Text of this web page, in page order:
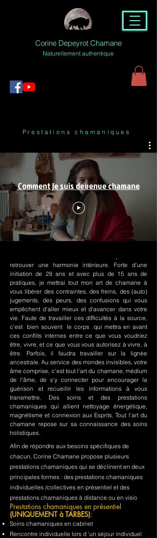
Corine Depeyrot Chamane
Naturellement authentique
Prestations chamaniques
Comment je suis devenue chamane
retrouver une harmonie intérieure. Forte d'une
initiation de 28 ans et avec plus de 15 ans de
pratiques, je mettrai tout mon art de chamane à
vous libérer des contraintes, des freins, des (auto)
jugements, des peurs, des confusions qui vous
empêchent d'aller mieux et d'avancer dans votre
vie. Faute de travailler ces difficultés à la source,
c'est bien souvent le corps qui mettra en avant
ces conflits internes entre ce que vous voudriez
être, vivre, et ce que vous vous autorisez à vivre, à
être. Parfois, il faudra travailler sur la lignée
ancestrale. Au service des mondes invisibles, votre
âme comprise, c'est tout l'art du chamane, médium
de l'âme, de s'y connecter pour encourager la
guérison et recueillir les informations à vous
transmettre. Des soins et des prestations
chamaniques qui allient nettoyage énergétique,
magnétisme et connexion aux Esprits. Tout l'art du
chamane repose sur sa connaissance des soins
holistiques.
Afin de répondre aux besoins spécifiques de
chacun, Corine Chamane propose plusieurs
prestations chamaniques qui se déclinent en deux
principales formes : des prestations chamaniques
individuelles /collectives en présentiel et des
prestations chamaniques à distance ou en visio
Prestations chamaniques en présentiel
(UNIQUEMENT à TARBES):
Soins chamaniques en cabinet
Rencontre individuelle lors d 'un séjour individuel